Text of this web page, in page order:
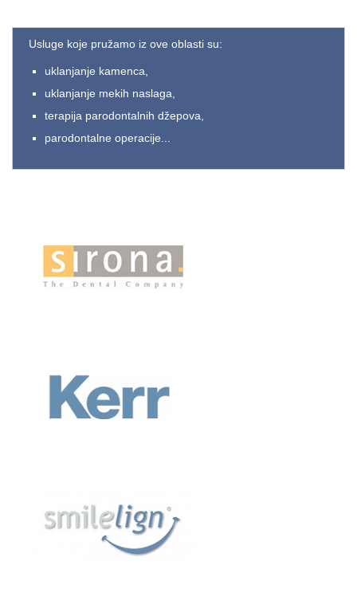
Usluge koje pružamo iz ove oblasti su:
uklanjanje kamenca,
uklanjanje mekih naslaga,
terapija parodontalnih džepova,
parodontalne operacije...